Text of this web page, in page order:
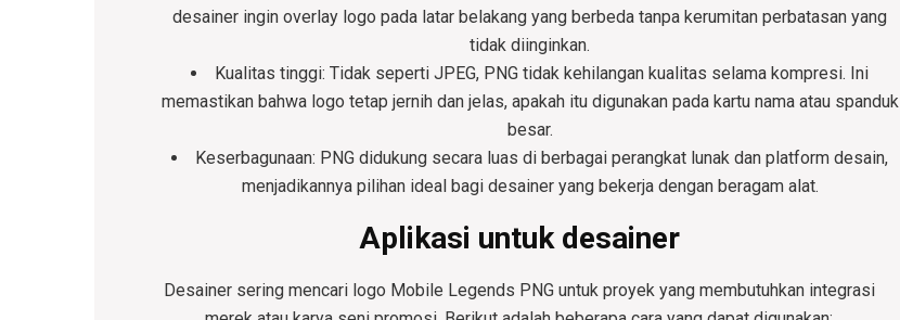
desainer ingin overlay logo pada latar belakang yang berbeda tanpa kerumitan perbatasan yang
tidak diinginkan.
Kualitas tinggi: Tidak seperti JPEG, PNG tidak kehilangan kualitas selama kompresi. Ini
memastikan bahwa logo tetap jernih dan jelas, apakah itu digunakan pada kartu nama atau spanduk
besar.
Keserbagunaan: PNG didukung secara luas di berbagai perangkat lunak dan platform desain,
menjadikannya pilihan ideal bagi desainer yang bekerja dengan beragam alat.
Aplikasi untuk desainer
Desainer sering mencari logo Mobile Legends PNG untuk proyek yang membutuhkan integrasi